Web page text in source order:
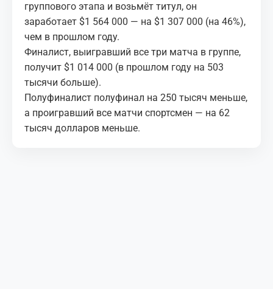
группового этапа и возьмёт титул, он
заработает $1 564 000 — на $1 307 000 (на 46%),
чем в прошлом году.
Финалист, выигравший все три матча в группе,
получит $1 014 000 (в прошлом году на 503
тысячи больше).
Полуфиналист полуфинал на 250 тысяч меньше,
а проигравший все матчи спортсмен — на 62
тысяч долларов меньше.